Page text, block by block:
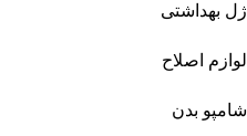
ژل بهداشتی
لوازم اصلاح
شامپو بدن